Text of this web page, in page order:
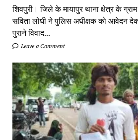
शिवपुरी। जिले के मायापुर थाना क्षेत्र के ग्राम
सविता लोधी ने पुलिस अधीक्षक को आवेदन
पुराने विवाद...
Leave a Comment